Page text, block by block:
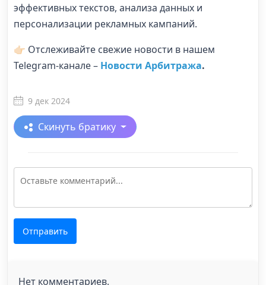
эффективных текстов, анализа данных и
персонализации рекламных кампаний.
👉🏻 Отслеживайте свежие новости в нашем
Telegram-канале – Новости Арбитража.
9 дек 2024
Скинуть братику
Отправить
Нет комментариев.